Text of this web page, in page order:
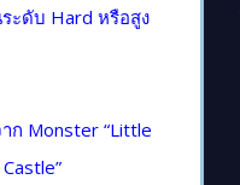
ะดับ Hard หรือสูง
ก Monster “Little